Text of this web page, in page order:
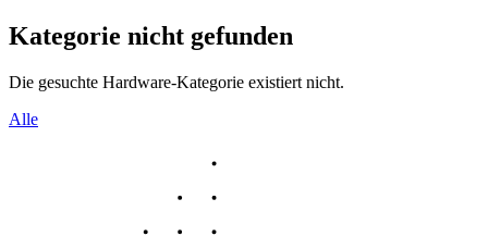
Kategorie nicht gefunden
Die gesuchte Hardware-Kategorie existiert nicht.
Alle